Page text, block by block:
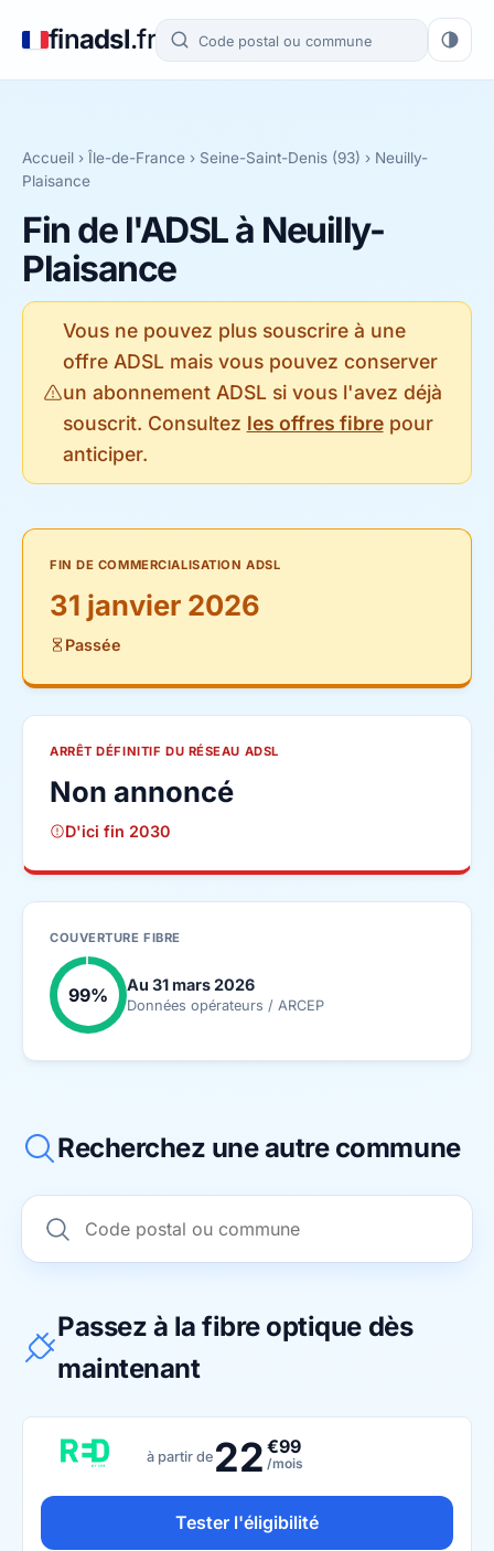
finadsl.fr
Accueil › Île-de-France › Seine-Saint-Denis (93) › Neuilly-
Plaisance
Fin de l'ADSL à Neuilly-
Plaisance
Vous ne pouvez plus souscrire à une
offre ADSL mais vous pouvez conserver
un abonnement ADSL si vous l'avez déjà
souscrit. Consultez les offres fibrepour
anticiper.
FIN DE COMMERCIALISATION ADSL
31 janvier 2026
Passée
ARRÊT DÉFINITIF DU RÉSEAU ADSL
Non annoncé
D'ici fin 2030
COUVERTURE FIBRE
99% Au 31 mars 2026
Données opérateurs / ARCEP
Recherchez une autre commune
Passez à la fibre optique dès
maintenant
à partir de 22 €99
/mois
Tester l'éligibilité